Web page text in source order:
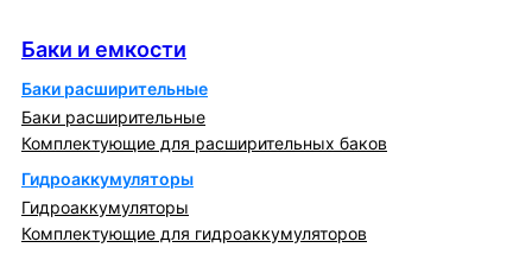
Баки и емкости
Баки расширительные
Баки расширительные
Комплектующие для расширительных баков
Гидроаккумуляторы
Гидроаккумуляторы
Комплектующие для гидроаккумуляторов